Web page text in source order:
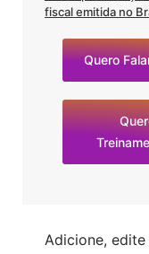
fiscal emitida no
Quero
Adicione,